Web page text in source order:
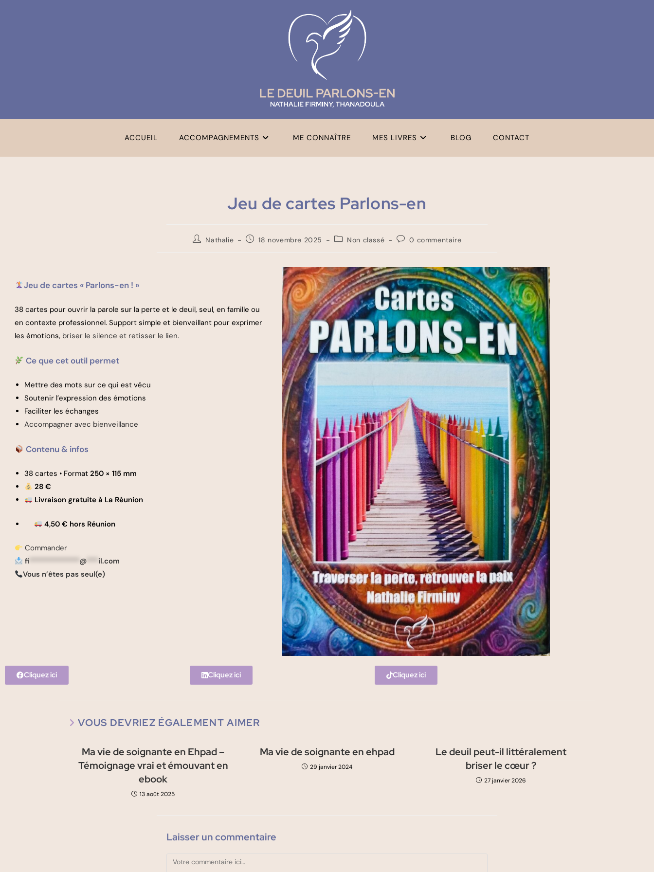
ACCUEIL ACCOMPAGNEMENTS ME CONNAÎTRE MES LIVRES BLOG CONTACT
Jeu de cartes Parlons-en
Nathalie 18 novembre 2025 Non classé 0 commentaire
Jeu de cartes « Parlons-en ! »
38 cartes pour ouvrir la parole sur la perte et le deuil, seul, en famille ou
en contexte professionnel. Support simple et bienveillant pour exprimer
les émotions, briser le silence et retisser le lien.
Ce que cet outil permet
Mettre des mots sur ce qui est vécu
Soutenir l’expression des émotions
Faciliter les échanges
Accompagner avec bienveillance
Contenu & infos
38 cartes • Format 250 × 115 mm
28 €
Livraison gratuite à La Réunion
4,50 € hors Réunion
Commander
fi
@ ***il.com
Vous n’êtes pas seul(e)
Cliquez ici Cliquez ici Cliquez ici
VOUS DEVRIEZ ÉGALEMENT AIMER
Ma vie de soignante en Ehpad –
Témoignage vrai et émouvant en
ebook
13 août 2025
Ma vie de soignante en ehpad
29 janvier 2024
Le deuil peut-il littéralement
briser le cœur ?
27 janvier 2026
Laisser un commentaire